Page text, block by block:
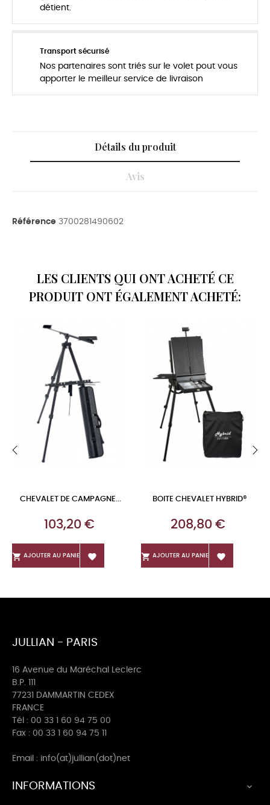
détient.
Transport sécurisé
Nos partenaires sont triés sur le volet pout vous
apporter le meilleur service de livraison
Détails du produit
Avis
Référence 3700281490602
LES CLIENTS QUI ONT ACHETÉ CE
PRODUIT ONT ÉGALEMENT ACHETÉ:
CHEVALET DE CAMPAGNE...
Prix
103,20 €
 AJOUTER AU PANIER 
BOITE CHEVALET HYBRID®
Prix
208,80 €
 AJOUTER AU PANIER 
JULLIAN - PARIS
16 Avenue du Maréchal Leclerc
B.P. 111
77231 DAMMARTIN CEDEX
FRANCE
Tél : 00 33 1 60 94 75 00
Fax : 00 33 1 60 94 75 11
Email : info(at)jullian(dot)net
INFORMATIONS 